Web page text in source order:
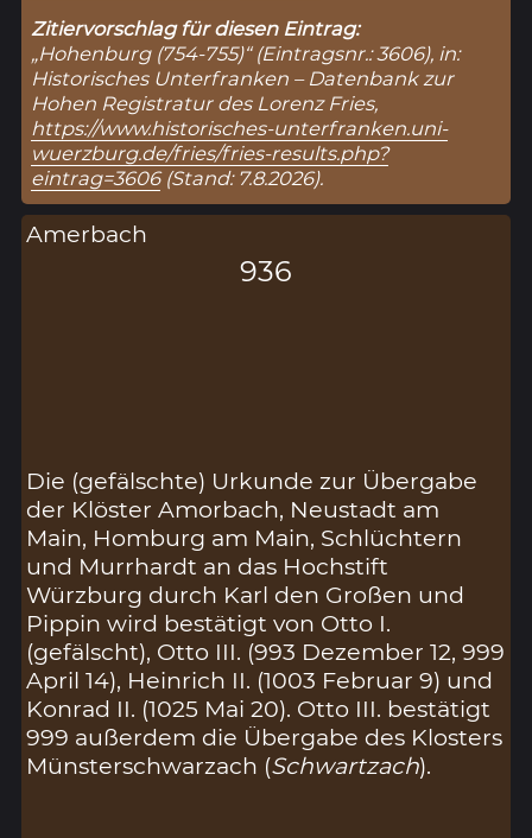
Zitiervorschlag für diesen Eintrag:
„Hohenburg (754-755)“ (Eintragsnr.: 3606), in:
Historisches Unterfranken – Datenbank zur
Hohen Registratur des Lorenz Fries,
https://www.historisches-unterfranken.uni-
wuerzburg.de/fries/fries-results.php?
eintrag=3606(Stand: 7.8.2026).
Amerbach
936
Die (gefälschte) Urkunde zur Übergabe
der Klöster Amorbach, Neustadt am
Main, Homburg am Main, Schlüchtern
und Murrhardt an das Hochstift
Würzburg durch Karl den Großen und
Pippin wird bestätigt von Otto I.
(gefälscht), Otto III. (993 Dezember 12, 999
April 14), Heinrich II. (1003 Februar 9) und
Konrad II. (1025 Mai 20). Otto III. bestätigt
999 außerdem die Übergabe des Klosters
Münsterschwarzach (Schwartzach).